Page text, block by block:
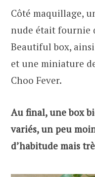
Côté maquillage,
nude était fournie
Beautiful box,
et une miniature
Choo Fever.
Au final, une box
variés, un peu
d’habitude mais